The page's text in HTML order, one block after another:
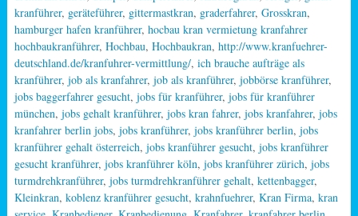
kranführer, geräteführer, gittermastkran, graderfahrer, Grosskran,
hamburger hafen kranführer, hocbau kran vermietung kranfahrer
hochbaukranführer, Hochbau, Hochbaukran, http://www.kranfuehrer-
deutschland.de/kranfuhrer-vermittlung/, ich brauche aufträge als
kranführer, job als kranfahrer, job als kranführer, jobbörse kranführer,
jobs baggerfahrer gesucht, jobs für kranführer, jobs für kranführer
münchen, jobs gehalt kranführer, jobs kran fahrer, jobs kranfahrer, jobs
kranfahrer berlin jobs, jobs kranführer, jobs kranführer berlin, jobs
kranführer gehalt österreich, jobs kranführer gesucht, jobs kranführer
gesucht kranführer, jobs kranführer köln, jobs kranführer zürich, jobs
turmdrehkranführer, jobs turmdrehkranführer gehalt, kettenbagger,
Kleinkran, koblenz kranführer gesucht, krahnfuehrer, Kran Firma, kran